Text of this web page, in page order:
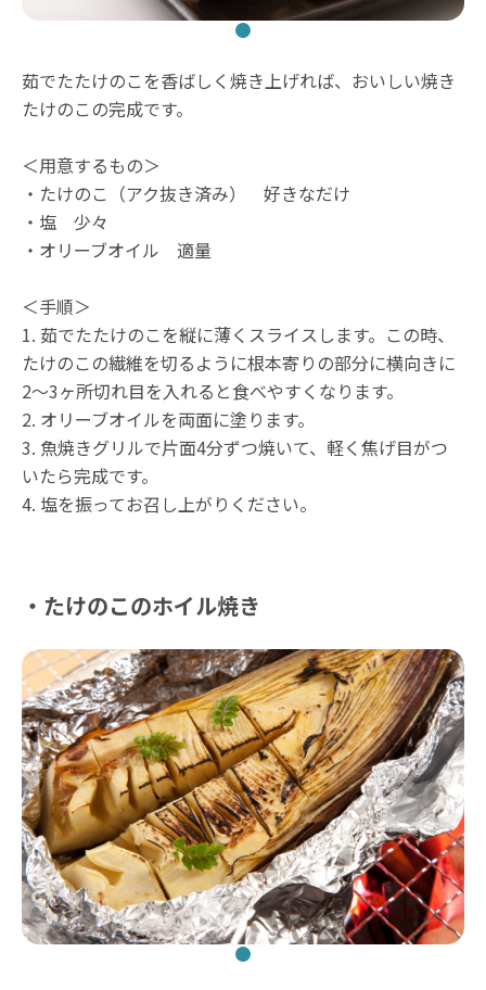
茹でたたけのこを香ばしく焼き上げれば、おいしい焼き
たけのこの完成です。
＜用意するもの＞
・たけのこ（アク抜き済み） 好きなだけ
・塩 少々
・オリーブオイル 適量
＜手順＞
1. 茹でたたけのこを縦に薄くスライスします。この時、
たけのこの繊維を切るように根本寄りの部分に横向きに
2〜3ヶ所切れ目を入れると食べやすくなります。
2. オリーブオイルを両面に塗ります。
3. 魚焼きグリルで片面4分ずつ焼いて、軽く焦げ目がつ
いたら完成です。
4. 塩を振ってお召し上がりください。
・たけのこのホイル焼き